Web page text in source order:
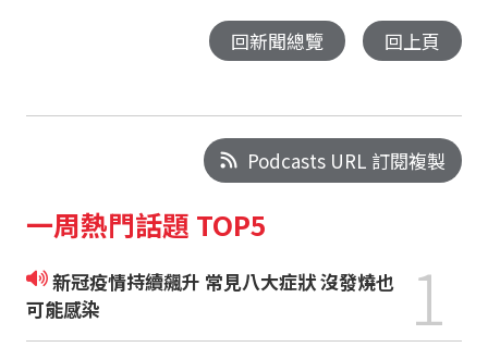
回新聞總覽 回上頁
Podcasts URL 訂閱複製
一周熱門話題 TOP5
新冠疫情持續飆升 常見八大症狀 沒發燒也
可能感染
1